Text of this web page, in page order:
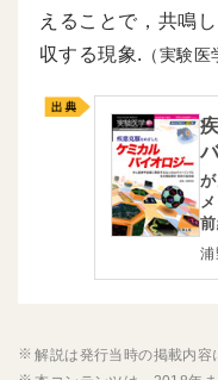
えることで，共鳴
収する現象. （実験医
浦
解説は発行当時の掲載内容